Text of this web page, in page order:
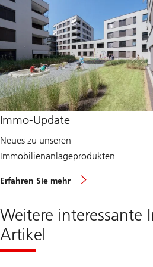
Immo-Update
Neues zu unseren
Immobilienanlageprodukten
Erfahren Sie mehr
I
Weitere interessante
Artikel